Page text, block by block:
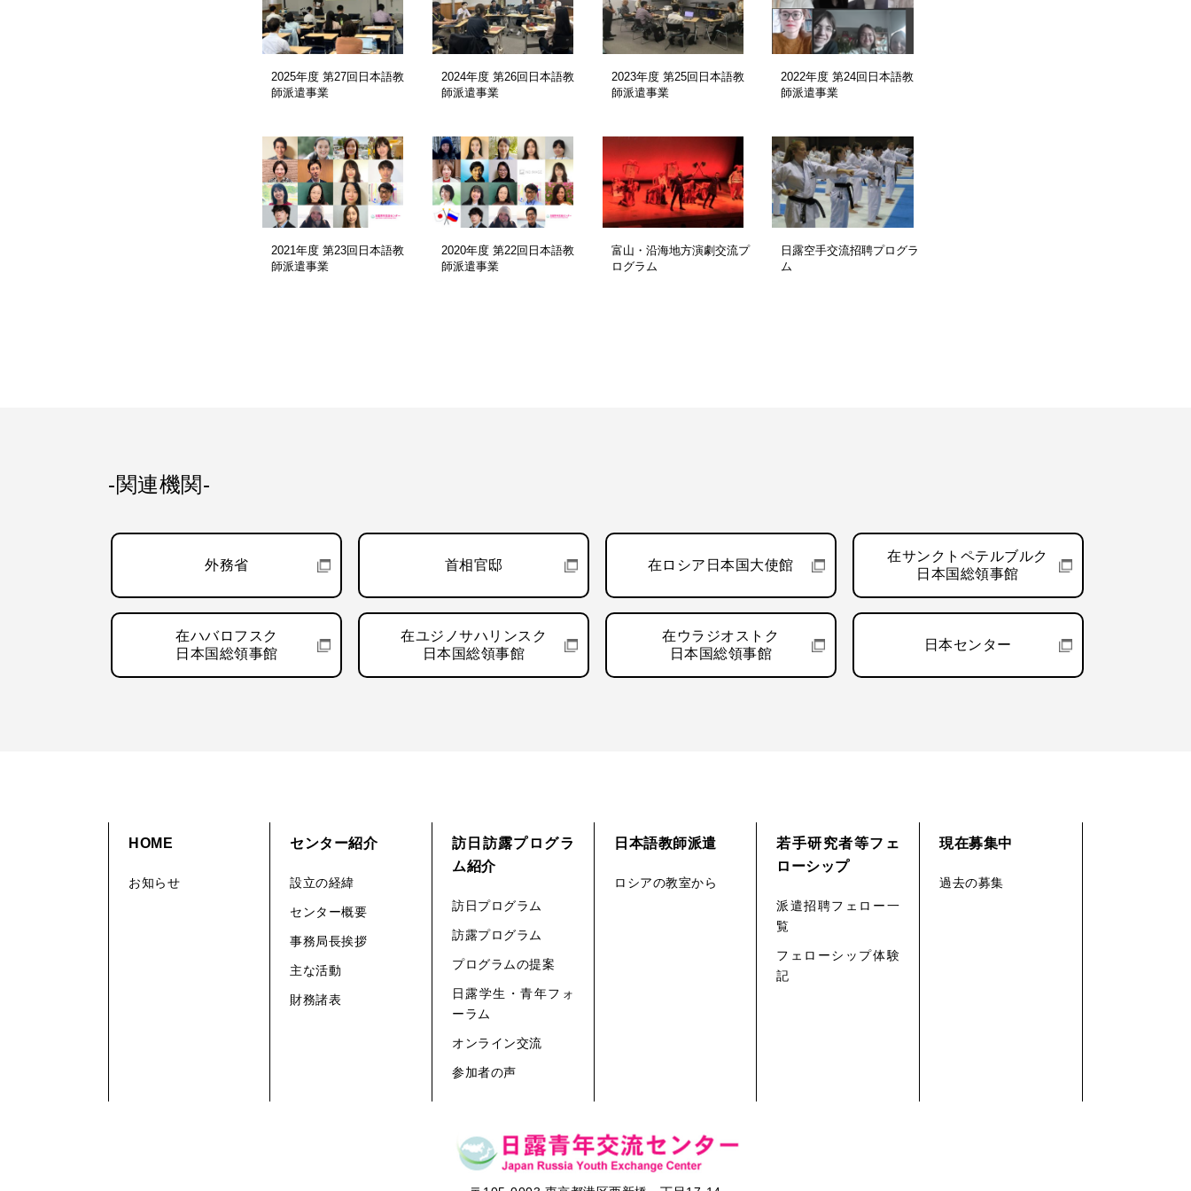
2025年度 第27回日本語教
師派遣事業
2024年度 第26回日本語教
師派遣事業
2023年度 第25回日本語教
師派遣事業
2022年度 第24回日本語教
師派遣事業
2021年度 第23回日本語教
師派遣事業
2020年度 第22回日本語教
師派遣事業
富山・沿海地方演劇交流プ
ログラム
日露空手交流招聘プログラ
ム
-関連機関-
外務省 首相官邸 在ロシア日本国大使館
在サンクトペテルブルク
日本国総領事館
在ハバロフスク
日本国総領事館
在ユジノサハリンスク
日本国総領事館
在ウラジオストク
日本国総領事館
日本センター
HOME
お知らせ
センター紹介
設立の経緯
センター概要
事務局長挨拶
主な活動
財務諸表
訪日訪露プログラ
ム紹介
訪日プログラム
訪露プログラム
プログラムの提案
日露学生・青年フォ
ーラム
オンライン交流
参加者の声
日本語教師派遣
ロシアの教室から
若手研究者等フェ
ローシップ
派遣招聘フェロー一
覧
フェローシップ体験
記
現在募集中
過去の募集